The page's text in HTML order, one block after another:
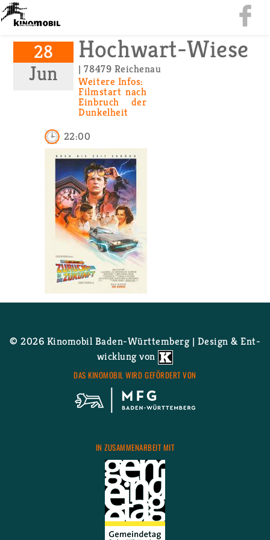
28
Jun
Hoch­wart-Wie­se
| 78479 Rei­chen­au
Wei­te­re Infos:
Film­start nach
Ein­bruch der
Dun­kel­heit
22:00
Wei­ter­le­senüber Zu­rück in die Zu­kunft
© 2026 Ki­no­mo­bil Ba­den-Würt­tem­berg | De­sign & Ent­
wick­lung von
DAS KI­NO­MO­BIL WIRD GE­FÖR­DERT VON
IN ZU­SAM­MEN­AR­BEIT MIT